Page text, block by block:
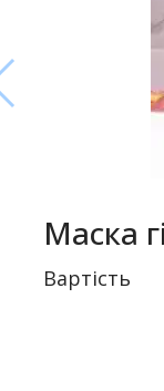
Маска
Вартість